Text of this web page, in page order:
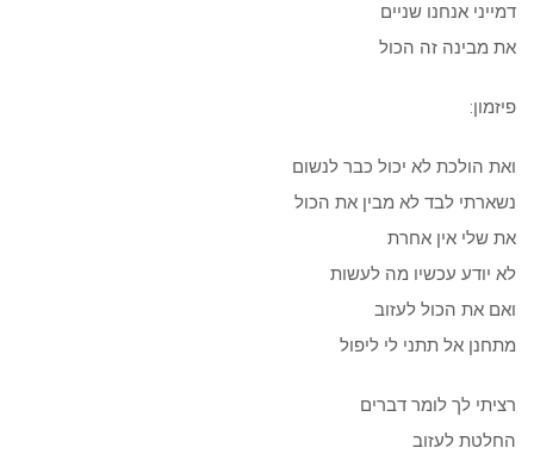
דמייני אנחנו שניים
את מבינה זה הכול
פיזמון:
ואת הולכת לא יכול כבר לנשום
נשארתי לבד לא מבין את הכול
את שלי אין אחרת
לא יודע עכשיו מה לעשות
ואם את הכול לעזוב
מתחנן אל תתני לי ליפול
רציתי לך לומר דברים
החלטת לעזוב